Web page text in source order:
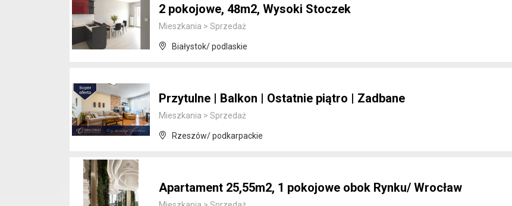
2 pokojowe, 48m2, Wysoki Stoczek
Mieszkania > Sprzedaż
Białystok/ podlaskie
Przytulne | Balkon | Ostatnie piątro | Zadbane
Mieszkania > Sprzedaż
Rzeszów/ podkarpackie
Apartament 25,55m2, 1 pokojowe obok Rynku/ Wrocław